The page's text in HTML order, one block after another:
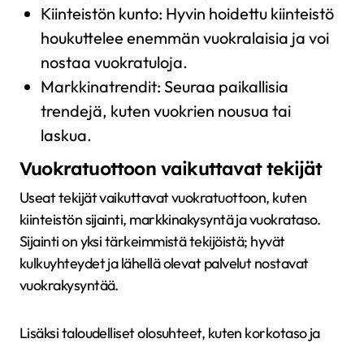
Kiinteistön kunto: Hyvin hoidettu kiinteistö
houkuttelee enemmän vuokralaisia ja voi
nostaa vuokratuloja.
Markkinatrendit: Seuraa paikallisia
trendejä, kuten vuokrien nousua tai
laskua.
Vuokratuottoon vaikuttavat tekijät
Useat tekijät vaikuttavat vuokratuottoon, kuten
kiinteistön sijainti, markkinakysyntä ja vuokrataso.
Sijainti on yksi tärkeimmistä tekijöistä; hyvät
kulkuyhteydet ja lähellä olevat palvelut nostavat
vuokrakysyntää.
Lisäksi taloudelliset olosuhteet, kuten korkotaso ja